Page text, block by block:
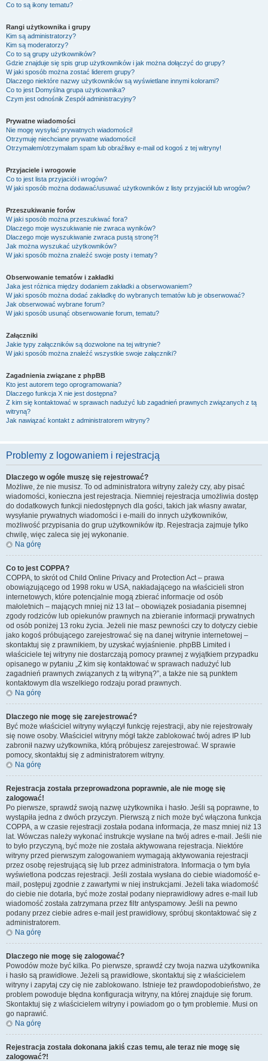
Co to są ikony tematu?
Rangi użytkownika i grupy
Kim są administratorzy?
Kim są moderatorzy?
Co to są grupy użytkowników?
Gdzie znajduje się spis grup użytkowników i jak można dołączyć do grupy?
W jaki sposób można zostać liderem grupy?
Dlaczego niektóre nazwy użytkowników są wyświetlane innymi kolorami?
Co to jest Domyślna grupa użytkownika?
Czym jest odnośnik Zespół administracyjny?
Prywatne wiadomości
Nie mogę wysyłać prywatnych wiadomości!
Otrzymuję niechciane prywatne wiadomości!
Otrzymałem/otrzymałam spam lub obraźliwy e-mail od kogoś z tej witryny!
Przyjaciele i wrogowie
Co to jest lista przyjaciół i wrogów?
W jaki sposób można dodawać/usuwać użytkowników z listy przyjaciół lub wrogów?
Przeszukiwanie forów
W jaki sposób można przeszukiwać fora?
Dlaczego moje wyszukiwanie nie zwraca wyników?
Dlaczego moje wyszukiwanie zwraca pustą stronę?!
Jak można wyszukać użytkowników?
W jaki sposób można znaleźć swoje posty i tematy?
Obserwowanie tematów i zakładki
Jaka jest różnica między dodaniem zakładki a obserwowaniem?
W jaki sposób można dodać zakładkę do wybranych tematów lub je obserwować?
Jak obserwować wybrane forum?
W jaki sposób usunąć obserwowanie forum, tematu?
Załączniki
Jakie typy załączników są dozwolone na tej witrynie?
W jaki sposób można znaleźć wszystkie swoje załączniki?
Zagadnienia związane z phpBB
Kto jest autorem tego oprogramowania?
Dlaczego funkcja X nie jest dostępna?
Z kim się kontaktować w sprawach nadużyć lub zagadnień prawnych związanych z tą
witryną?
Jak nawiązać kontakt z administratorem witryny?
Problemy z logowaniem i rejestracją
Dlaczego w ogóle muszę się rejestrować?
Możliwe, że nie musisz. To od administratora witryny zależy czy, aby pisać
wiadomości, konieczna jest rejestracja. Niemniej rejestracja umożliwia dostęp
do dodatkowych funkcji niedostępnych dla gości, takich jak własny awatar,
wysyłanie prywatnych wiadomości i e-maili do innych użytkowników,
możliwość przypisania do grup użytkowników itp. Rejestracja zajmuje tylko
chwilę, więc zaleca się jej wykonanie.
Na górę
Co to jest COPPA?
COPPA, to skrót od Child Online Privacy and Protection Act – prawa
obowiązującego od 1998 roku w USA, nakładającego na właścicieli stron
internetowych, które potencjalnie mogą zbierać informacje od osób
małoletnich – mających mniej niż 13 lat – obowiązek posiadania pisemnej
zgody rodziców lub opiekunów prawnych na zbieranie informacji prywatnych
od osób poniżej 13 roku życia. Jeżeli nie masz pewności czy to dotyczy ciebie
jako kogoś próbującego zarejestrować się na danej witrynie internetowej –
skontaktuj się z prawnikiem, by uzyskać wyjaśnienie. phpBB Limited i
właściciele tej witryny nie dostarczają pomocy prawnej z wyjątkiem przypadku
opisanego w pytaniu „Z kim się kontaktować w sprawach nadużyć lub
zagadnień prawnych związanych z tą witryną?”, a także nie są punktem
kontaktowym dla wszelkiego rodzaju porad prawnych.
Na górę
Dlaczego nie mogę się zarejestrować?
Być może właściciel witryny wyłączył funkcję rejestracji, aby nie rejestrowały
się nowe osoby. Właściciel witryny mógł także zablokować twój adres IP lub
zabronił nazwy użytkownika, którą próbujesz zarejestrować. W sprawie
pomocy, skontaktuj się z administratorem witryny.
Na górę
Rejestracja została przeprowadzona poprawnie, ale nie mogę się
zalogować!
Po pierwsze, sprawdź swoją nazwę użytkownika i hasło. Jeśli są poprawne, to
wystąpiła jedna z dwóch przyczyn. Pierwszą z nich może być włączona funkcja
COPPA, a w czasie rejestracji została podana informacja, że masz mniej niż 13
lat. Wówczas należy wykonać instrukcje wysłane na twój adres e-mail. Jeśli nie
to było przyczyną, być może nie została aktywowana rejestracja. Niektóre
witryny przed pierwszym zalogowaniem wymagają aktywowania rejestracji
przez osobę rejestrującą się lub przez administratora. Informacja o tym była
wyświetlona podczas rejestracji. Jeśli została wysłana do ciebie wiadomość e-
mail, postępuj zgodnie z zawartymi w niej instrukcjami. Jeżeli taka wiadomość
do ciebie nie dotarła, być może został podany nieprawidłowy adres e-mail lub
wiadomość została zatrzymana przez filtr antyspamowy. Jeśli na pewno
podany przez ciebie adres e-mail jest prawidłowy, spróbuj skontaktować się z
administratorem.
Na górę
Dlaczego nie mogę się zalogować?
Powodów może być kilka. Po pierwsze, sprawdź czy twoja nazwa użytkownika
i hasło są prawidłowe. Jeżeli są prawidłowe, skontaktuj się z właścicielem
witryny i zapytaj czy cię nie zablokowano. Istnieje też prawdopodobieństwo, że
problem powoduje błędna konfiguracja witryny, na której znajduje się forum.
Skontaktuj się z właścicielem witryny i powiadom go o tym problemie. Musi on
go naprawić.
Na górę
Rejestracja została dokonana jakiś czas temu, ale teraz nie mogę się
zalogować?!